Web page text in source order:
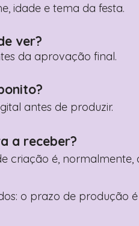
idade e tema da festa.
ver?
da aprovação final.
antes de produzir.
a receber?
criação é,
o prazo de produção